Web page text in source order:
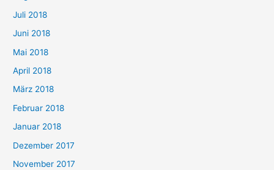
Juli 2018
Juni 2018
Mai 2018
April 2018
März 2018
Februar 2018
Januar 2018
Dezember 2017
November 2017